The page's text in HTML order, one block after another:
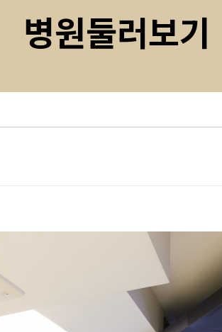
병원둘러보기